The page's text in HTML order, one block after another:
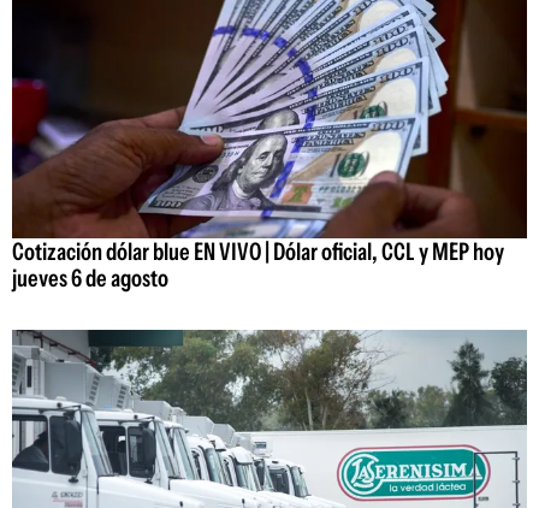
Cotización dólar blue EN VIVO | Dólar oficial, CCL y MEP hoy
jueves 6 de agosto